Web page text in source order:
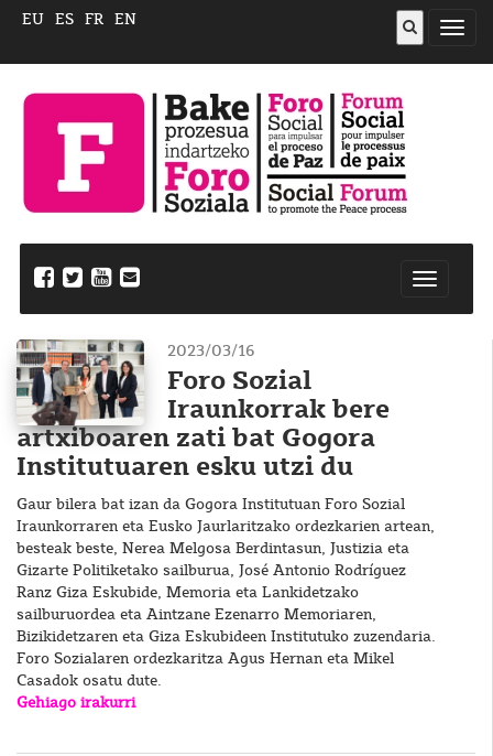
ireki
EU ES FR EN
2023/03/16
Foro Sozial
Iraunkorrak bere
artxiboaren zati bat Gogora
Institutuaren esku utzi du
Gaur bilera bat izan da Gogora Institutuan Foro Sozial
Iraunkorraren eta Eusko Jaurlaritzako ordezkarien artean,
besteak beste, Nerea Melgosa Berdintasun, Justizia eta
Gizarte Politiketako sailburua, José Antonio Rodríguez
Ranz Giza Eskubide, Memoria eta Lankidetzako
sailburuordea eta Aintzane Ezenarro Memoriaren,
Bizikidetzaren eta Giza Eskubideen Institutuko zuzendaria.
Foro Sozialaren ordezkaritza Agus Hernan eta Mikel
Casadok osatu dute.
Gehiago irakurri